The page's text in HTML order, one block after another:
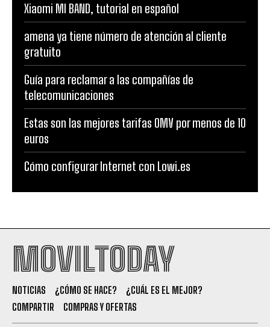
Xiaomi MI BAND, tutorial en español
amena ya tiene número de atención al cliente
gratuito
Guía para reclamar a las compañías de
telecomunicaciones
Estas son las mejores tarifas OMV por menos de 10
euros
Cómo configurar Internet con Lowi.es
MOVILTODAY
NOTICIAS ¿CÓMO SE HACE?
¿CUÁL ES EL MEJOR?
COMPARTIR
COMPRAS Y OFERTAS